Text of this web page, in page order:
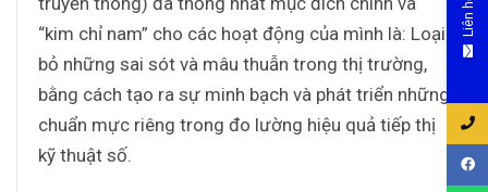
“kim chỉ nam” cho các hoạt động của mình là: Loại
bỏ những sai sót và mâu thuẫn trong thị trường,
bằng cách tạo ra sự minh bạch và phát triển những
chuẩn mực riêng trong đo lường hiệu quả tiếp thị
kỹ thuật số.
Liên hệ